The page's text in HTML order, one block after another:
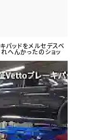
パッドをメルセデスベ
へんかったのショッ